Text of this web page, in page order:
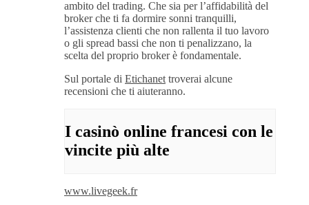
ambito del trading. Che sia per l’affidabilità del
broker che ti fa dormire sonni tranquilli,
l’assistenza clienti che non rallenta il tuo lavoro
o gli spread bassi che non ti penalizzano, la
scelta del proprio broker è fondamentale.
Sul portale di Etichanet troverai alcune
recensioni che ti aiuteranno.
I casinò online francesi con le
vincite più alte
www.livegeek.fr